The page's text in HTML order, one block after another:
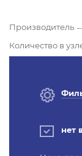
Производитель
Количество в
нет